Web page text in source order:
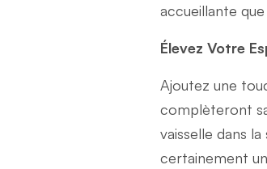
accueillante
Élevez Votre
Ajoutez une
complèteront
vaisselle dans
certainement